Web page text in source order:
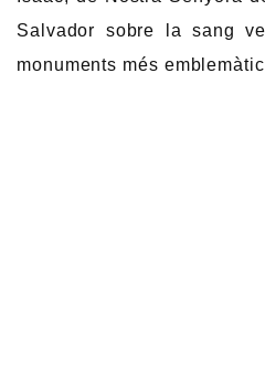
Salvador sobre la sang
monuments més